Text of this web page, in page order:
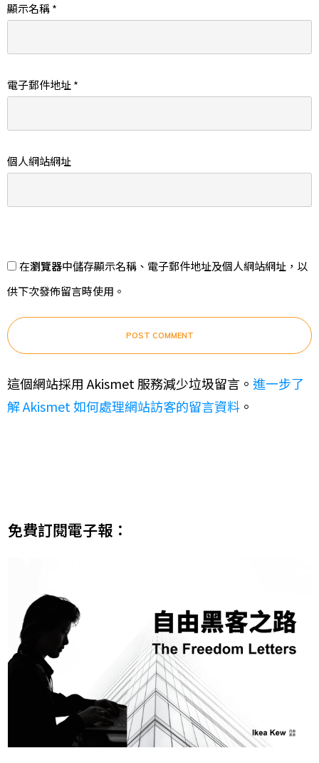
顯示名稱*
電子郵件地址*
個人網站網址
在瀏覽器中儲存顯示名稱、電子郵件地址及個人網站網址，以
供下次發佈留言時使用。
POST COMMENT
這個網站採用 Akismet 服務減少垃圾留言。 進一步了
解 Akismet 如何處理網站訪客的留言資料 。
免費訂閱電子報：